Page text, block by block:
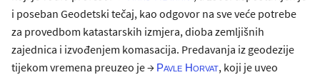
i poseban Geodetski tečaj, kao odgovor na sve veće potrebe
za provedbom katastarskih izmjera, dioba zemljišnih
zajednica i izvođenjem komasacija. Predavanja iz geodezije
tijekom vremena preuzeo je → Pavle Horvat, koji je uveo